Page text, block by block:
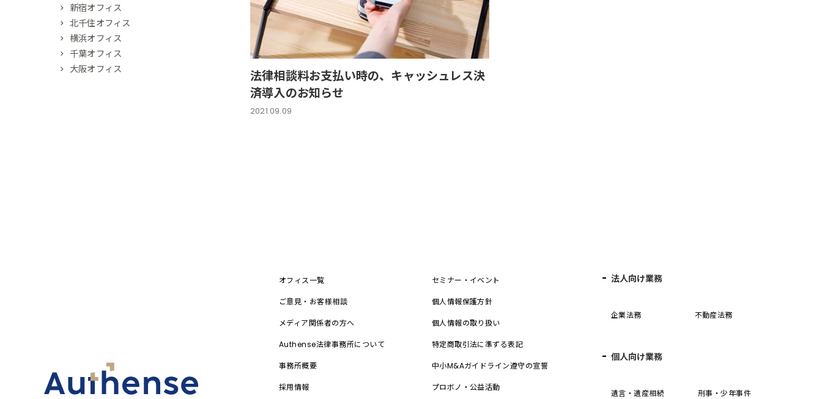
法律相談料お支払い時の、キャッシュレス決
済導入のお知らせ
2021.09.09
新宿オフィス
北千住オフィス
横浜オフィス
千葉オフィス
大阪オフィス
オフィス一覧
ご意見・お客様相談
メディア関係者の方へ
Authense法律事務所について
事務所概要
採用情報
セミナー・イベント
個人情報保護方針
個人情報の取り扱い
特定商取引法に準ずる表記
中小M&Aガイドライン遵守の宣誓
プロボノ・公益活動
法人向け業務
企業法務 不動産法務
個人向け業務
遺言・遺産相続 刑事・少年事件